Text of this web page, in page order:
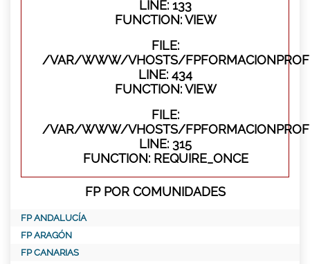
LINE: 133
FUNCTION: VIEW
FILE:
/VAR/WWW/VHOSTS/
LINE: 434
FUNCTION: VIEW
FILE:
/VAR/WWW/VHOSTS/
LINE: 315
FUNCTION: REQUIRE_ONCE
FP POR COMUNIDADES
FP ANDALUCÍA
FP ARAGÓN
FP CANARIAS